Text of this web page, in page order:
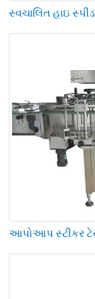
સ્વચાલિત હાઇ
આપોઆપ સ્ટીકર